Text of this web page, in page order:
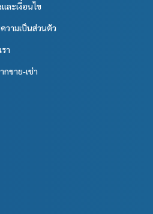
ละเงื่อนไข
วามเป็นส่วนตัว
า
กขาย-เช่า